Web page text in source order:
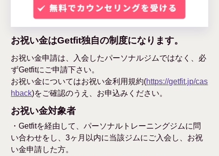
お祝い金はGetfit独自の制度になります。
お祝い金申請は、入会したパーソナルジムではなく、必
ずGetfitにご申請下さい。
お祝い金についてはお祝い金利用規約(https://getfit.jp/cas
hback)をご確認のうえ、お申込みください。
お祝い金対象者
・Getfitを経由して、パーソナルトレーニングジムに問
い合わせをし、3ヶ月以内に当該ジムにご入会し、お祝
い金申請した方。